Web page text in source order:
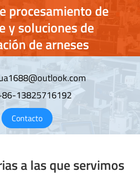
procesamiento de
y soluciones de
de arneses
13825716192
Contacto
a las que servimos